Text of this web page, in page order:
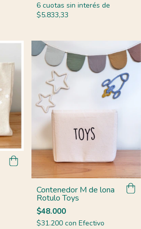
6 cuotas sin interés de
$5.833,33
Contenedor M de lona
Rotulo Toys
$48.000
$31.200 con Efectivo